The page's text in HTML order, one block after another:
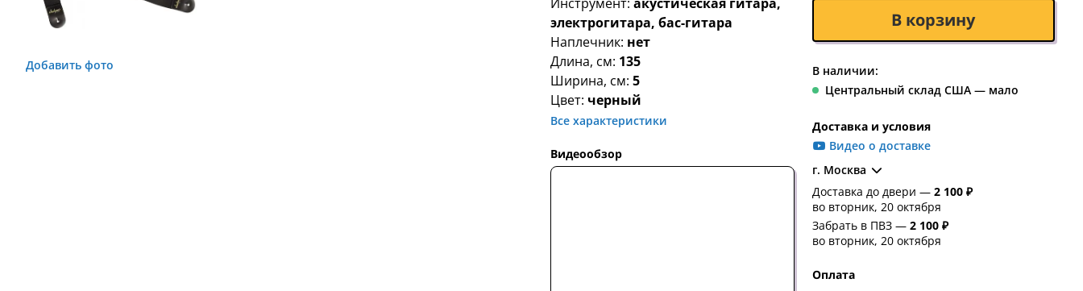
Добавить фото
Инструмент:акустическая гитара,
электрогитара, бас-гитара
Наплечник: нет
Длина, см: 135
Ширина, см:5
Цвет: черный
Все характеристики
Видеообзор
В корзину
В наличии:
Центральный склад США — мало
Доставка и условия
Видео о доставке
г. Москва
Доставка до двери — 2 100 ₽
во вторник, 20 октября
Забрать в ПВЗ — 2 100 ₽
во вторник, 20 октября
Оплата